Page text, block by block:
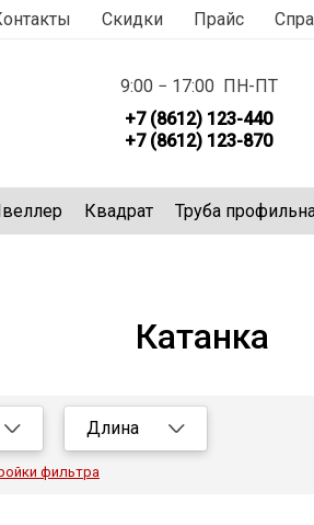
Скидки Прайс
9:00 − 17:00 ПН-ПТ
+7 (8612) 123-440
+7 (8612) 123-870
Квадрат Труба
Катанка
Длина
Все
фильтра